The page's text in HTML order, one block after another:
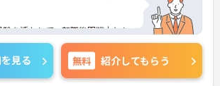
を活かして、転職後即戦力とし
あります。
なため、通勤に便利です。
見る 無料 紹介してもらう